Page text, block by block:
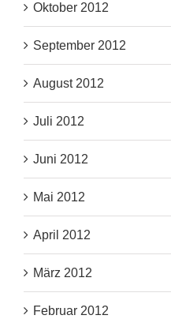
Oktober 2012
September 2012
August 2012
Juli 2012
Juni 2012
Mai 2012
April 2012
März 2012
Februar 2012